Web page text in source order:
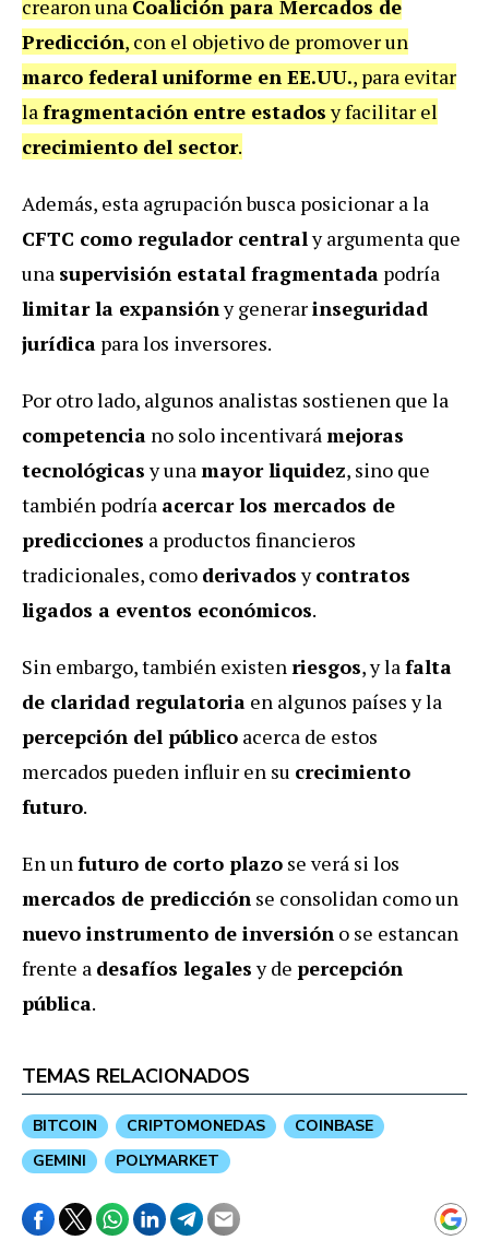
crearon una Coalición para Mercados de
Predicción, con el objetivo de promover un
marco federal uniforme en EE.UU., para evitar
lafragmentación entre estadosy facilitar el
crecimiento del sector.
Además, esta agrupación busca posicionar a la
CFTC como regulador centraly argumenta que
una supervisión estatal fragmentada podría
limitar la expansióny generarinseguridad
jurídica para los inversores.
Por otro lado, algunos analistas sostienen que la
competencia no solo incentivarámejoras
tecnológicasy unamayor liquidez, sino que
también podría acercar los mercados de
predicciones a productos financieros
tradicionales, como derivadosycontratos
ligados a eventos económicos.
Sin embargo, también existenriesgos, y lafalta
de claridad regulatoria en algunos países y la
percepción del público acerca de estos
mercados pueden influir en su crecimiento
futuro.
En unfuturo de corto plazo se verá si los
mercados de predicción se consolidan como un
nuevo instrumento de inversión o se estancan
frente a desafíos legalesy de percepción
pública.
TEMAS RELACIONADOS
BITCOIN CRIPTOMONEDAS
COINBASE
GEMINI
POLYMARKET